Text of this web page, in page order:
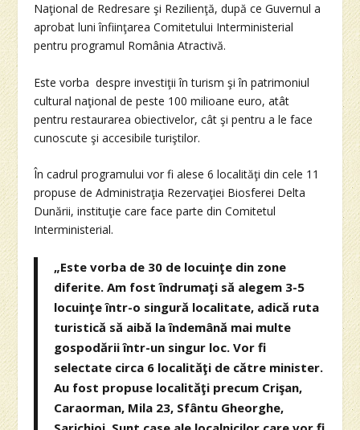
Naţional de Redresare şi Rezilienţă, după ce Guvernul a
aprobat luni înfiinţarea Comitetului Interministerial
pentru programul România Atractivă.
Este vorba despre investiţii în turism şi în patrimoniul
cultural naţional de peste 100 milioane euro, atât
pentru restaurarea obiectivelor, cât şi pentru a le face
cunoscute şi accesibile turiştilor.
În cadrul programului vor fi alese 6 localităţi din cele 11
propuse de Administraţia Rezervaţiei Biosferei Delta
Dunării, instituţie care face parte din Comitetul
Interministerial.
„Este vorba de 30 de locuinţe din zone
diferite. Am fost îndrumaţi să alegem 3-5
locuinţe într-o singură localitate, adică ruta
turistică să aibă la îndemână mai multe
gospodării într-un singur loc. Vor fi
selectate circa 6 localităţi de către minister.
Au fost propuse localităţi precum Crişan,
Caraorman, Mila 23, Sfântu Gheorghe,